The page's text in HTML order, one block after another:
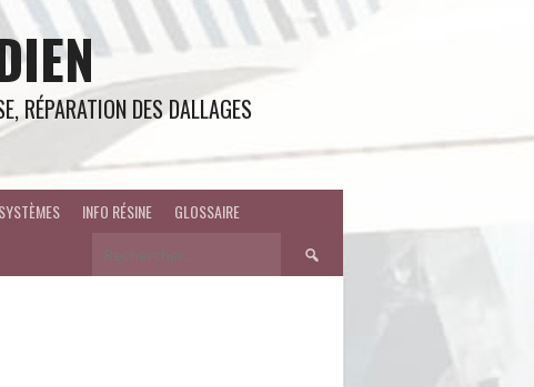
RÉPARATION DES DALLAGES
SYSTÈMES INFO RÉSINE
GLOSSAIRE
Rechercher :